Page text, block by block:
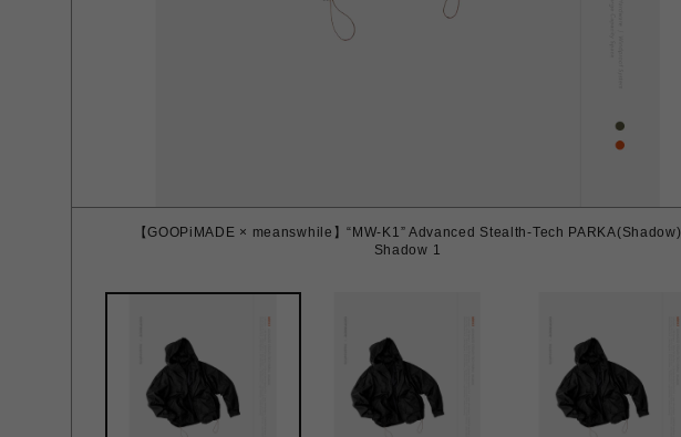
【GOOPiMADE × meanswhile】“MW-K1” Advanced Stealth-Tech PARKA(Shadow)
Shadow 1